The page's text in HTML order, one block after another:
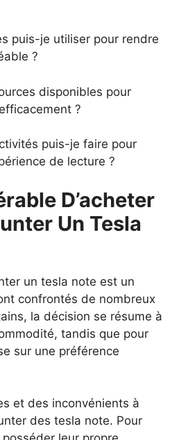
puis-je utiliser pour rendre
?
disponibles pour
?
puis-je faire pour
de lecture ?
D’acheter
Un Tesla
un tesla note est un
confrontés de nombreux
la décision se résume à
tandis que pour
sur une préférence
et des inconvénients à
des tesla note. Pour